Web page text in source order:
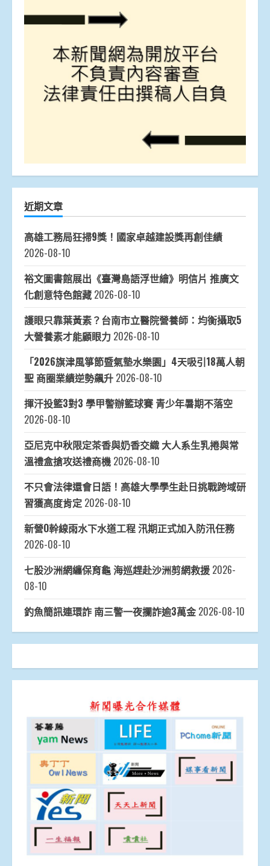
近期文章
高雄工務局狂掃9獎！國家卓越建設獎再創佳績
2026-08-10
裕文圖書館展出《臺灣島語浮世繪》明信片 推廣文
化創意特色館藏 2026-08-10
護眼只靠葉黃素？台南市立醫院營養師：均衡攝取5
大營養素才能顧眼力 2026-08-10
「2026旗津風箏節暨氣墊水樂園」4天吸引18萬人朝
聖 商圈業績逆勢飆升 2026-08-10
揮汗投籃3對3 學甲警辦籃球賽 青少年暑期不落空
2026-08-10
亞尼克中秋限定茶香與奶香交織 大人系生乳捲與常
溫禮盒搶攻送禮商機 2026-08-10
不只會法律還會日語！高雄大學學生赴日挑戰跨域研
習獲高度肯定 2026-08-10
新營O幹線雨水下水道工程 汛期正式加入防汛任務
2026-08-10
七股沙洲網纏保育龜 海巡趕赴沙洲剪網救援 2026-
08-10
釣魚簡訊連環詐 南三警一夜攔詐逾3萬金 2026-08-10